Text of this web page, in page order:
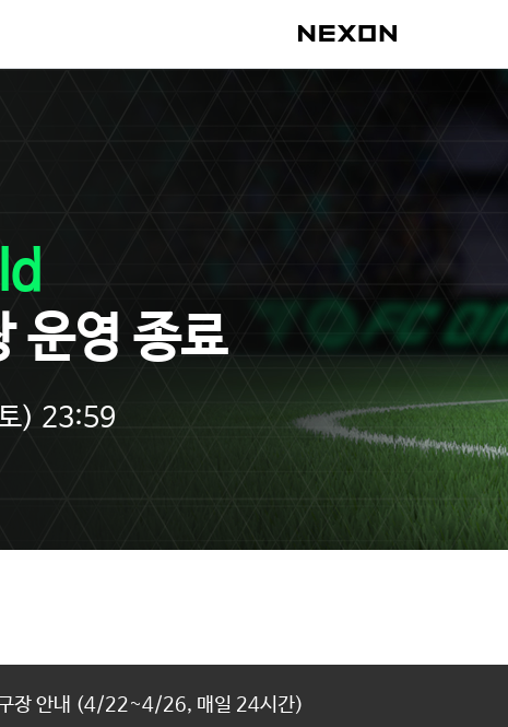
운영 종료
) 23:59
구장 안내 (4/22~4/26, 매일 24시간)